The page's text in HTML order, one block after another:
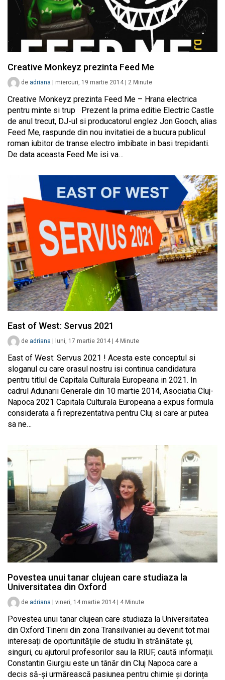
Creative Monkeyz prezinta Feed Me
de adriana miercuri, 19 martie 2014 2 Minute
Creative Monkeyz prezinta Feed Me – Hrana electrica
pentru minte si trup Prezent la prima editie Electric Castle
de anul trecut, DJ-ul si producatorul englez Jon Gooch, alias
Feed Me, raspunde din nou invitatiei de a bucura publicul
roman iubitor de transe electro imbibate in basi trepidanti.
De data aceasta Feed Me isi va…
East of West: Servus 2021
de adriana luni, 17 martie 2014 4 Minute
East of West: Servus 2021 ! Acesta este conceptul si
sloganul cu care orasul nostru isi continua candidatura
pentru titlul de Capitala Culturala Europeana in 2021. In
cadrul Adunarii Generale din 10 martie 2014, Asociatia Cluj-
Napoca 2021 Capitala Culturala Europeana a expus formula
considerata a fi reprezentativa pentru Cluj si care ar putea
sa ne…
Povestea unui tanar clujean care studiaza la
Universitatea din Oxford
de adriana vineri, 14 martie 2014 4 Minute
Povestea unui tanar clujean care studiaza la Universitatea
din Oxford Tinerii din zona Transilvaniei au devenit tot mai
interesați de oportunitățile de studiu în străinătate și,
singuri, cu ajutorul profesorilor sau la RIUF, caută informații.
Constantin Giurgiu este un tânăr din Cluj Napoca care a
decis să-și urmărească pasiunea pentru chimie și dorința